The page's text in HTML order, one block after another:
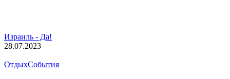
Израиль - Да!
28.07.2023
ОтдыхСобытия